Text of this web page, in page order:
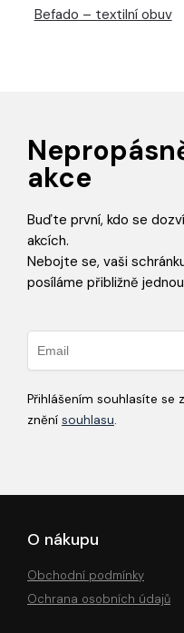
Befado – textilní obuv
akce
Buďte první, kdo se
akcích.
Nebojte se, vaši
posíláme přibližně
Přihlášením souhlasíte se
znění souhlasu.
O nákupu
Obchodní podmínky
Ochrana osobních údajů